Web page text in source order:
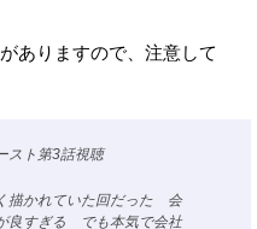
ありますので、注意して
スト第3話視聴
描かれていた回だった 会
良すぎる でも本気で会社